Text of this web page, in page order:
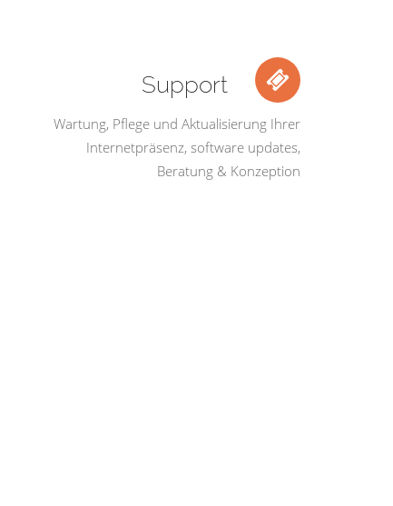
Support
Wartung, Pflege und Aktualisierung Ihrer
Internetpräsenz, software updates,
Beratung & Konzeption